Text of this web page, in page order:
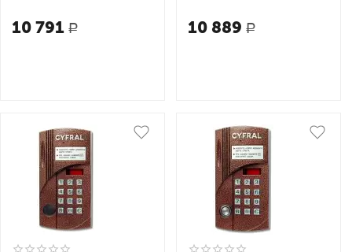
10 791 Р 10 889 Р